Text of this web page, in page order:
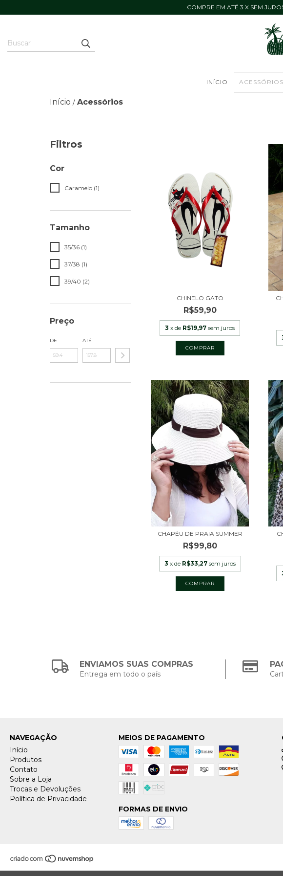
COMPRE EM ATÉ 3 X SEM
INÍCIO ACESSÓRIOS
Início / Acessórios
Filtros
Cor
Caramelo (1)
Tamanho
35/36 (1)
37/38 (1)
39/40 (2)
Preço
DE ATÉ
CHINELO GATO
R$59,90
3 x de R$19,97 sem juros
COMPRAR
CHAPÉU DE PRAIA SUMMER
R$99,80
3 x de R$33,27 sem juros
ENVIAMOS SUAS COMPRAS
Entrega em todo o país
NAVEGAÇÃO
Início
Produtos
Contato
Sobre a Loja
Trocas e Devoluções
Política de Privacidade
MEIOS DE PAGAMENTO
FORMAS DE ENVIO